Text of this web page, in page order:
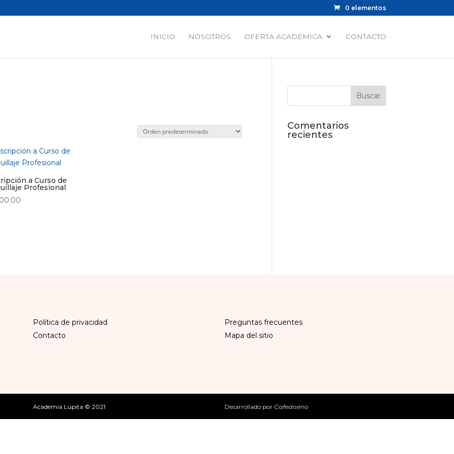
0 elementos
INICIO NOSOTROS OFERTA ACADÉMICA CONTACTO
a Curso de
Profesional
Comentarios
recientes
Política de privacidad
Contacto
Preguntas frecuentes
Mapa del sitio
Academia Lupita © 2021 Desarrollado por Cafediseno